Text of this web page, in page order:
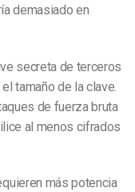
demasiado en
secreta de terceros
tamaño de la clave.
de fuerza bruta
al menos cifrados
más potencia